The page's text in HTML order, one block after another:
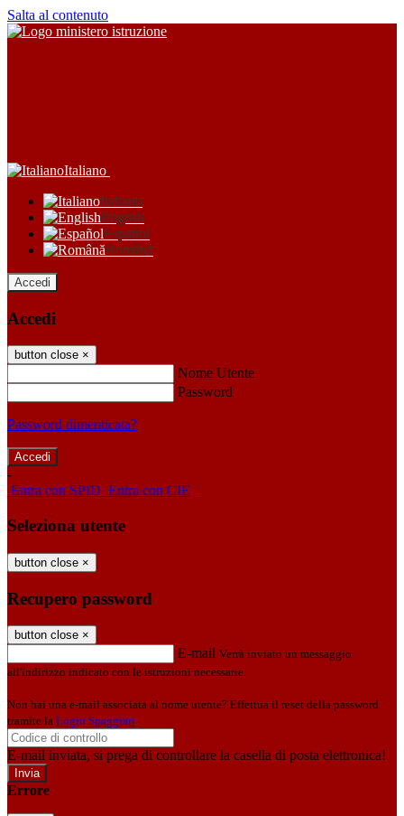
Salta al contenuto
Italiano
Italiano
English
Español
Română
Accedi
Accedi
button close ×
Nome Utente
Password
Password dimenticata?
-
Entra con SPID Entra con CIE
Seleziona utente
button close ×
Recupero password
button close ×
E-mail Verrà inviato un messaggio
all'indirizzo indicato con le istruzioni necessarie.
Non hai una e-mail associata al nome utente? Effettua il reset della password
tramite la Login Spaggiari
E-mail inviata, si prega di controllare la casella di posta elettronica!
Errore